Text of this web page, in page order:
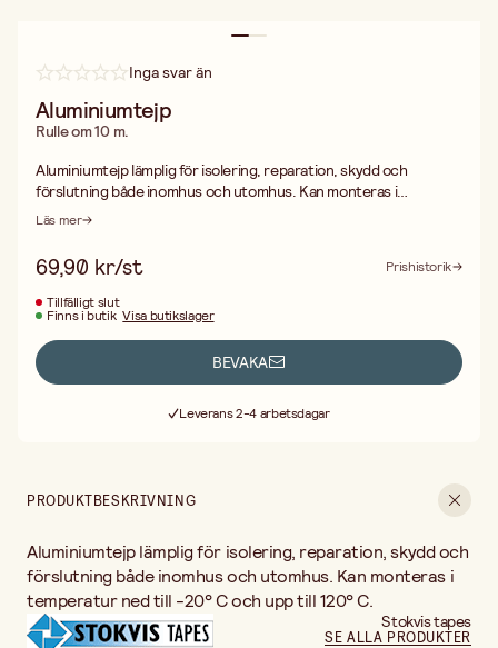
Inga svar än
Aluminiumtejp
Rulle om 10 m.
Aluminiumtejp lämplig för isolering, reparation, skydd och
förslutning både inomhus och utomhus. Kan monteras i
temperatur ned till -20° C och upp till 120° C.
Läs mer
69,90 kr/st
Prishistorik
Tillfälligt slut
Finns i butik Visa butikslager
BEVAKA
Leverans 2-4 arbetsdagar
PRODUKTBESKRIVNING
Aluminiumtejp lämplig för isolering, reparation, skydd och
förslutning både inomhus och utomhus. Kan monteras i
temperatur ned till -20° C och upp till 120° C.
Stokvis tapes
SE ALLA PRODUKTER